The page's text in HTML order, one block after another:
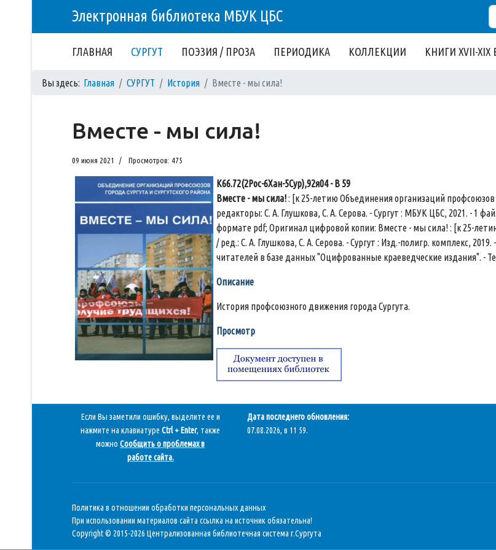
Электронная библиотека МБУК ЦБС
ГЛАВНАЯ СУРГУТ ПОЭЗИЯ / ПРОЗА ПЕРИОДИКА КОЛЛЕКЦИИ КНИГИ XVII-XIX
Вы здесь: Главная СУРГУТ История Вместе - мы сила!
Вместе - мы сила!
09 июня 2021 Просмотров: 475
К66.72(2Рос-6Хан-5Сур),92я04 - В 59
Вместе - мы сила!: [к 25-летию Объединения организаций профсоюзов
редакторы: С. А. Глушкова, С. А. Серова. - Сургут : МБУК ЦБС, 2021. - 1
формате pdf; Оригинал цифровой копии: Вместе - мы сила! : [к 25-
/ ред.: С. А. Глушкова, С. А. Серова. - Сургут : Изд.-полигр. комплекс,
читателей в базе данных "Оцифрованные краеведческие издания". -
Описание
История профсоюзного движения города Сургута.
Просмотр
Если Вы заметили ошибку, выделите ее и
нажмите на клавиатуре Ctrl + Enter, также
можно Сообщить о проблемах в
работе сайта.
Дата последнего обновления:
07.08.2026, в 11 59.
Политика в отношении обработки персональных данных
При использовании материалов сайта ссылка на источник обязательна!
Copyright © 2015-2026 Централизованная библиотечная система г.Сургута